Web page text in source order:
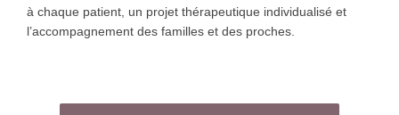
généralement de 4 à 6 heures, tandis que le Cialis peut
durer jusqu’à 36 heures. Pour que le Viagra et le
dysfonction érectile tels que le Viagra et le Cialis. Vous
à chaque patient, un projet thérapeutique individualisé et
l’accompagnement des familles et des proches.